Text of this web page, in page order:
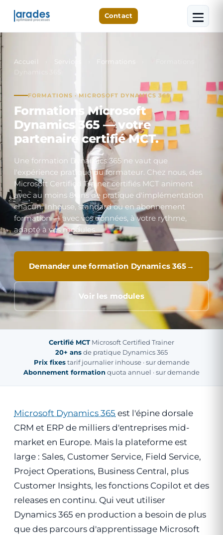
Contact
Accueil Services Formations
FORMATIONS · MICROSOFT DYNAMICS 365
Formations Microsoft
Dynamics 365 — votre
partenaire certifié MCT.
Une formation Dynamics 365 ne vaut que
l'expérience pratique du formateur. Chez nous, des
Microsoft Certified Trainer certifiés MCT animent
avec au moins 8 ans de pratique d'implémentation
chacun. Inhouse, standard ou en abonnement
formation — avec vos données, à votre rythme,
adapté à vos modules.
Demander une formation Dynamics 365
Voir les modules
Certifié MCT Microsoft Certified Trainer
20+ ans de pratique Dynamics 365
Prix fixestarif journalier inhouse · sur demande
Abonnement formation quota annuel · sur demande
Microsoft Dynamics 365 est l'épine dorsale
CRM et ERP de milliers d'entreprises mid-
market en Europe. Mais la plateforme est
large : Sales, Customer Service, Field Service,
Project Operations, Business Central, plus
Customer Insights, les fonctions Copilot et des
releases en continu. Qui veut utiliser
Dynamics 365 en production a besoin de plus
que des parcours d'apprentissage Microsoft